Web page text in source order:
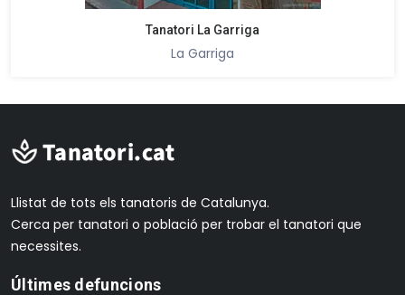
Tanatori La Garriga
La Garriga
Llistat de tots els tanatoris de Catalunya.
Cerca per tanatori o població per trobar el tanatori que
necessites.
Últimes defuncions